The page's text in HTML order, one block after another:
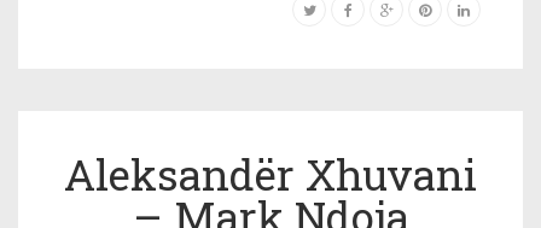
Aleksandër Xhuvani
– Mark Ndoja